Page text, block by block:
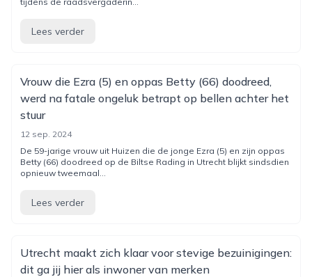
Lees verder
Vrouw die Ezra (5) en oppas Betty (66) doodreed,
werd na fatale ongeluk betrapt op bellen achter het
stuur
12 sep. 2024
De 59-jarige vrouw uit Huizen die de jonge Ezra (5) en zijn oppas
Betty (66) doodreed op de Biltse Rading in Utrecht blijkt sindsdien
opnieuw tweemaal...
Lees verder
Utrecht maakt zich klaar voor stevige bezuinigingen:
dit ga jij hier als inwoner van merken